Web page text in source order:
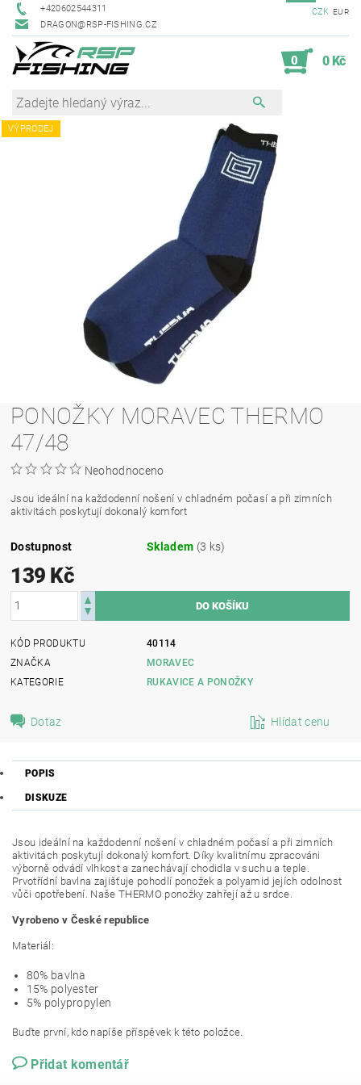
+420602544311
DRAGON@RSP-FISHING.CZ
CZK EUR
0 0 Kč
VÝPRODEJ
PONOŽKY MORAVEC THERMO
47/48
Neohodnoceno
Jsou ideální na každodenní nošení v chladném počasí a při zimních
aktivitách poskytují dokonalý komfort
Dostupnost Skladem (3 ks)
139 Kč
KÓD PRODUKTU
40114
ZNAČKA
MORAVEC
KATEGORIE
RUKAVICE A PONOŽKY
Dotaz Hlídat cenu
POPIS
DISKUZE
Jsou ideální na každodenní nošení v chladném počasí a při zimních
aktivitách poskytují dokonalý komfort. Díky kvalitnímu zpracováni
výborně odvádí vlhkost a zanechávají chodidla v suchu a teple.
Prvotřídní bavlna zajišťuje pohodlí ponožek a polyamid jejích odolnost
vůči opotřebení. Naše THERMO ponožky zahřejí až u srdce.
Vyrobeno v České republice
Materiál:
80% bavlna
15% polyester
5% polypropylen
Buďte první, kdo napíše příspěvek k této položce.
Přidat komentář